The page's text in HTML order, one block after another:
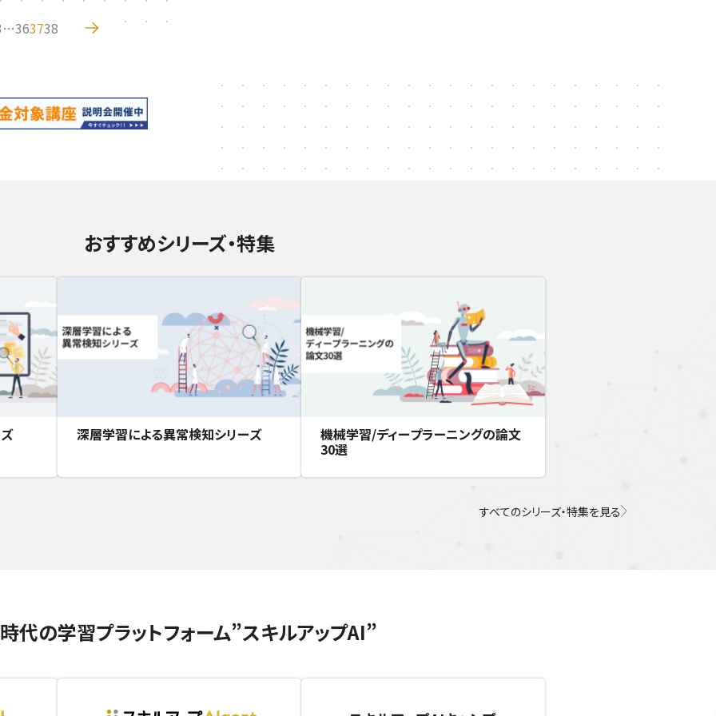
…363738
おすすめシリーズ・特集
深層学習による異常検知シリーズ 機械学習/ディープラーニングの論文
30選
すべてのシリーズ・特集を見る
代の学習プラットフォーム”スキルアップAI”